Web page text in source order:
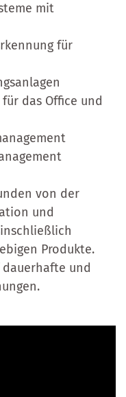
mit
für
das Office und
von der
und
Produkte.
dauerhafte und